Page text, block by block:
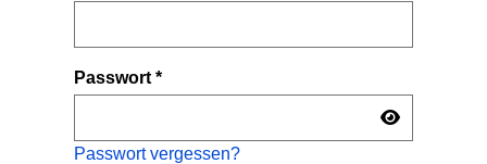
Passwort*
Passwort vergessen?